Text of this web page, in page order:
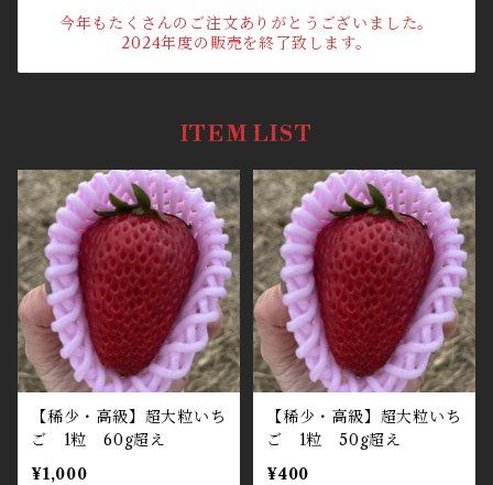
今年もたくさんのご注文ありがとうございました。
2024年度の販売を終了致します。
ITEM LIST
【稀少・高級】超大粒いち
ご 1粒 60g超え
¥1,000
【稀少・高級】超大粒いち
ご 1粒 50g超え
¥400